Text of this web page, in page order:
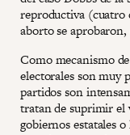
reproductiva (cuatro
aborto se
Como mecanismo
electorales son muy
partidos son
tratan de suprimir el
gobiernos estatales